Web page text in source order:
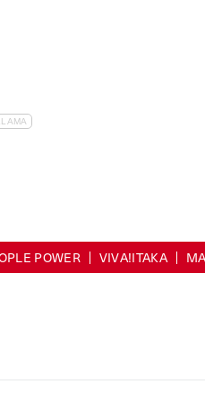
POWER VIVA!ITAKA